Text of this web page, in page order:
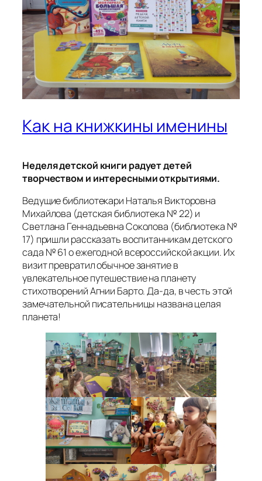
Как на книжкины именины
Неделя детской книги радует детей
творчеством и интересными открытиями.
Ведущие библиотекари Наталья Викторовна
Михайлова (детская библиотека № 22) и
Светлана Геннадьевна Соколова (библиотека №
17) пришли рассказать воспитанникам детского
сада № 61 о ежегодной всероссийской акции. Их
визит превратил обычное занятие в
увлекательное путешествие на планету
стихотворений Агнии Барто. Да-да, в честь этой
замечательной писательницы названа целая
планета!